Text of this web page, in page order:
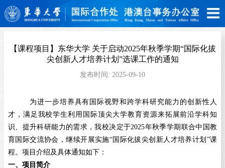
【课程项目】东华大学 关于启动2025年秋季学期“国际化拔
尖创新人才培养计划”选课工作的通知
发布时间: 2025-09-10
为进一步培养具有国际视野和跨学科研究能力的创新性人
才，满足我校学生利用国际顶尖大学教育资源来拓展前沿学科知
识、提升科研能力的需求，我校决定于2025年秋季学期联合中国教
育国际交流协会，继续开展实施“国际化拔尖创新人才培养计划”课
程。项目介绍及具体通知如下：
一、项目简介